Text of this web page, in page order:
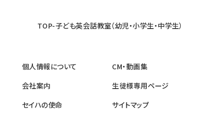
TOP-子ども英会話教室（幼児・小学生・中学生）
個人情報について
会社案内
セイハの使命
CM・動画集
生徒様専用ページ
サイトマップ